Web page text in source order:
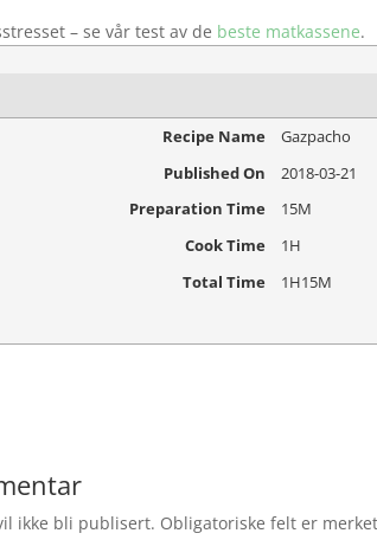
– se vår test av de beste matkassene.
Recipe Name
Gazpacho
Published On
2018-03-21
Preparation Time
15M
Cook Time
1H
Total Time
1H15M
ikke bli publisert. Obligatoriske felt er